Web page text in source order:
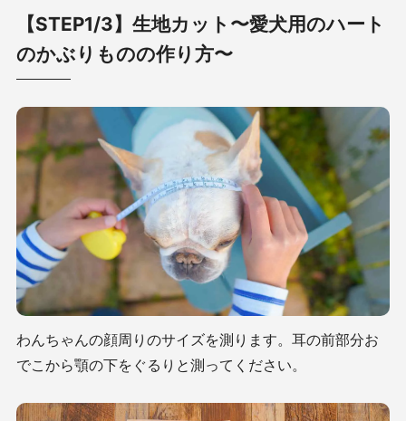
【STEP1/3】生地カット〜愛犬用のハート
のかぶりものの作り方〜
わんちゃんの顔周りのサイズを測ります。耳の前部分お
でこから顎の下をぐるりと測ってください。